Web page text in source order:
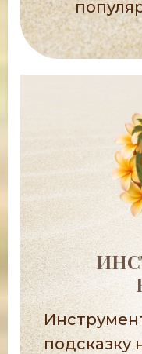
Ссылка на это место
подсказку